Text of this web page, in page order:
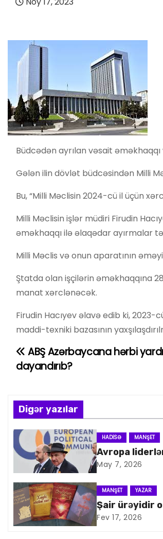
Büdcədən ayrılan vəsait
Gələn ilin dövlət büdcəsindən Milli
Bu, “Milli Məclisin 2024-cü il üçün
Milli Məclisin işlər müdiri Firudin
əməkhaqqı ilə əlaqədar ayırmalar
Milli Məclis və onun aparatının
Ştatda olan işçilərin əməkhaqqına
manat xərclənəcək.
Firudin Hacıyev əlavə edib ki,
maddi-texniki bazasının
Y
z
ı
n
a
v
i
q
ABŞ Azərbaycana hərbi
dayandırıb?
Digər yazılar
HADISƏ MANŞET
Avropa
May 7, 2026
MANŞET YAZAR
Şair ürəyidir
Fev 17, 2026